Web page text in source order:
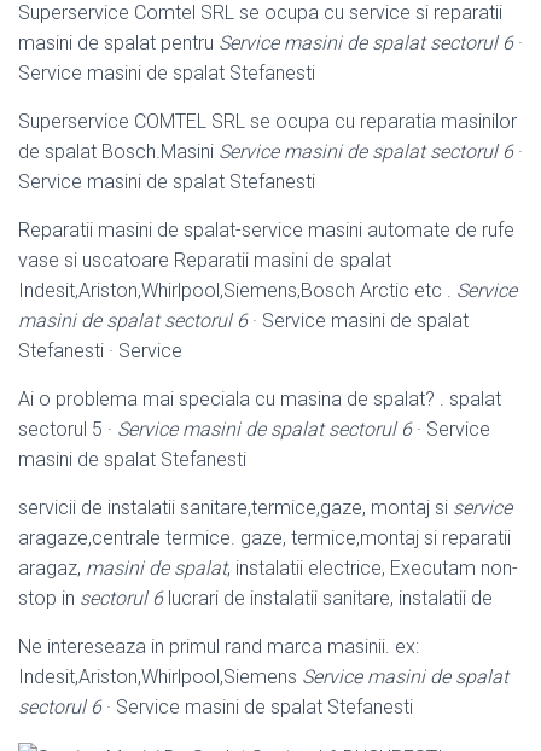
Superservice Comtel SRL se ocupa cu service si reparatii
masini de spalat pentru Service masini de spalat sectorul 6·
Service masini de spalat Stefanesti
Superservice COMTEL SRL se ocupa cu reparatia masinilor
de spalat Bosch.Masini Service masini de spalat sectorul 6·
Service masini de spalat Stefanesti
Reparatii masini de spalat-service masini automate de rufe
vase si uscatoare Reparatii masini de spalat
Indesit,Ariston,Whirlpool,Siemens,Bosch Arctic etc . Service
masini de spalat sectorul 6· Service masini de spalat
Stefanesti · Service
Ai o problema mai speciala cu masina de spalat? . spalat
sectorul 5 · Service masini de spalat sectorul 6· Service
masini de spalat Stefanesti
servicii de instalatii sanitare,termice,gaze, montaj si service
aragaze,centrale termice. gaze, termice,montaj si reparatii
aragaz, masini de spalat, instalatii electrice, Executam non-
stop in sectorul 6lucrari de instalatii sanitare, instalatii de
Ne intereseaza in primul rand marca masinii. ex:
Indesit,Ariston,Whirlpool,Siemens Service masini de spalat
sectorul 6· Service masini de spalat Stefanesti